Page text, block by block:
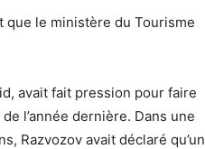
que le ministère du Tourisme
avait fait pression pour faire
l’année dernière. Dans une
Razvozov avait déclaré qu’un